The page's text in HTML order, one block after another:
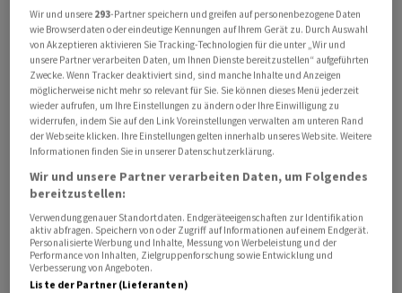
Internet: www.awp.ch
Twitter: @awp_de und @awp_fr
Geschäftsführung: Christoph Gaberthüel
Alle angegebenen Zeiten beziehen sich auf MESZ.
Die internationalen Nachrichten "awp international"
stammen von unserer Partneragentur dpa-AFX
Wirtschaftsnachrichten GmbH, Frankfurt am Main.
Alle Meldungen werden mit journalistischer Sorgfalt
erarbeitet. Für Verzögerungen, Irrtümer, Fehler und
Wir und unsere 293-Partner speichern und greifen auf personenbezogene Daten
wie Browserdaten oder eindeutige Kennungen auf Ihrem Gerät zu. Durch Auswahl
von Akzeptieren aktivieren Sie Tracking-Technologien für die unter „Wir und
unsere Partner verarbeiten Daten, um Ihnen Dienste bereitzustellen“ aufgeführten
Zwecke. Wenn Tracker deaktiviert sind, sind manche Inhalte und Anzeigen
möglicherweise nicht mehr so relevant für Sie. Sie können dieses Menü jederzeit
wieder aufrufen, um Ihre Einstellungen zu ändern oder Ihre Einwilligung zu
widerrufen, indem Sie auf den Link Voreinstellungen verwalten am unteren Rand
der Webseite klicken. Ihre Einstellungen gelten innerhalb unseres Website. Weitere
Informationen finden Sie in unserer Datenschutzerklärung.
Wir und unsere Partner verarbeiten Daten, um Folgendes
bereitzustellen:
Verwendung genauer Standortdaten. Endgeräteeigenschaften zur Identifikation
aktiv abfragen. Speichern von oder Zugriff auf Informationen auf einem Endgerät.
Personalisierte Werbung und Inhalte, Messung von Werbeleistung und der
Performance von Inhalten, Zielgruppenforschung sowie Entwicklung und
Verbesserung von Angeboten.
Liste der Partner (Lieferanten)